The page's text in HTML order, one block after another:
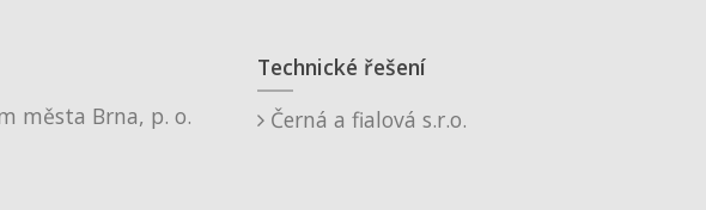
města Brna, p. o.
Technické řešení
Černá a fialová s.r.o.